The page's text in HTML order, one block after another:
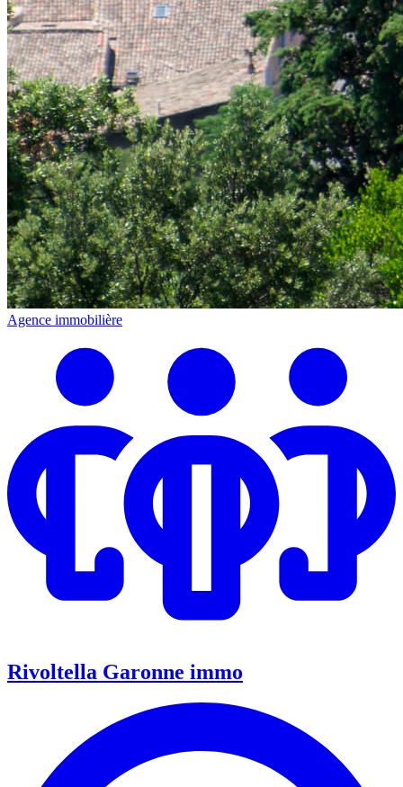
Agence immobilière
Rivoltella Garonne immo